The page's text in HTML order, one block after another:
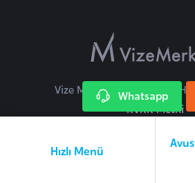
Hızlı Menü
Vize Merkezi © 2026 Tüm
KVKK Metni
Whatsapp